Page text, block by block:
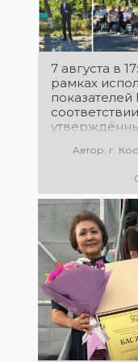
7 августа в
рамках
показателей
выездной
акции «Таза
Казахстан». в
район (п.
Пресня)
Автор: г.